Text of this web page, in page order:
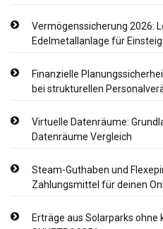
Vermögenssicherung 2026:
Edelmetallanlage für
Finanzielle
bei strukturellen
Virtuelle Datenräume:
Datenräume Vergleich
Steam-Guthaben und
Zahlungsmittel für deinen
Erträge aus Solarparks